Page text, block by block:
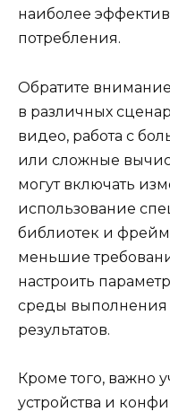
наиболее
потребления.
Обратите
в различных
видео, работа с
или сложные
могут включать
использование
библиотек и
меньшие
настроить
среды
результатов.
Кроме того, важно
устройства и